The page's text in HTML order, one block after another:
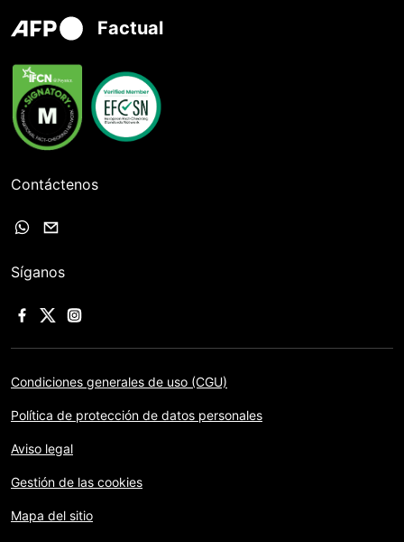
Factual
Contáctenos
Síganos
Condiciones generales de uso (CGU)
Política de protección de datos personales
Aviso legal
Gestión de las cookies
Mapa del sitio